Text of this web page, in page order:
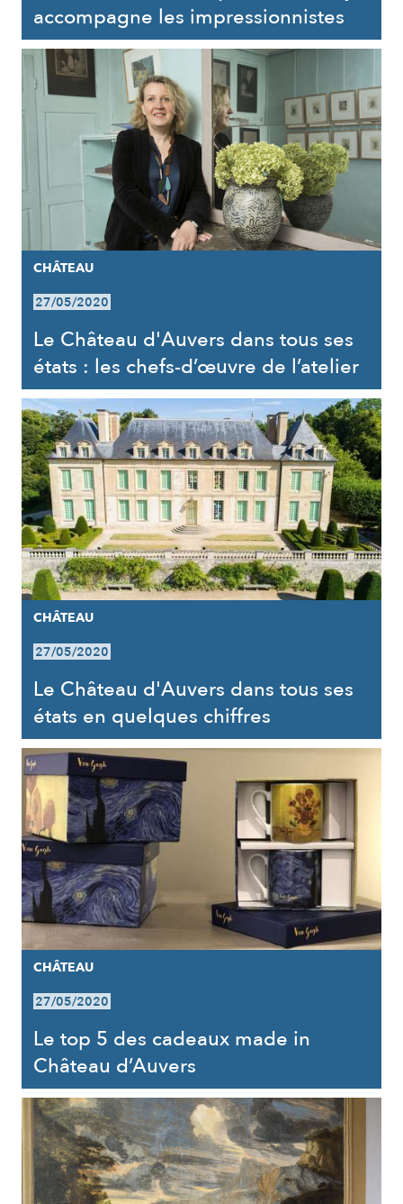
accompagne les impressionnistes
CHÂTEAU
27/05/2020
Le Château d'Auvers dans tous ses
états : les chefs-d’œuvre de l’atelier
CHÂTEAU
27/05/2020
Le Château d'Auvers dans tous ses
états en quelques chiffres
CHÂTEAU
27/05/2020
Le top 5 des cadeaux made in
Château d’Auvers